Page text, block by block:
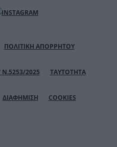
ΠΟΛΙΤΙΚΗ ΑΠΟΡΡΗΤΟΥ
2025 ΤΑΥΤΟΤΗΤΑ
ΔΙΑΦΗΜΙΣΗ COOKIES